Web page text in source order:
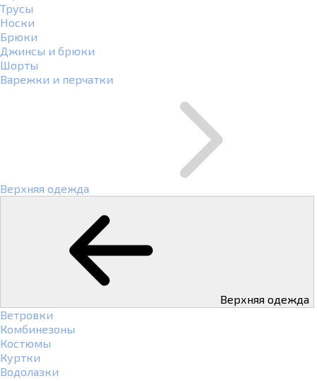
Трусы
Носки
Брюки
Джинсы и брюки
Шорты
Варежки и перчатки
Верхняя одежда
Верхняя одежда
Ветровки
Комбинезоны
Костюмы
Куртки
Водолазки